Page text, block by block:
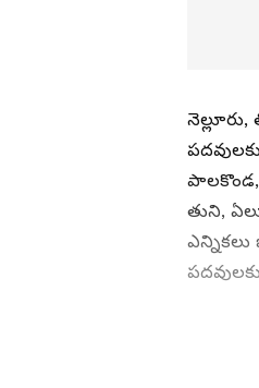
పాలకొండ,
తుని,